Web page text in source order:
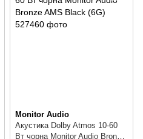
Monitor Audio
Акустика Dolby Atmos 10-60
Вт чорна Monitor Audio Bronze